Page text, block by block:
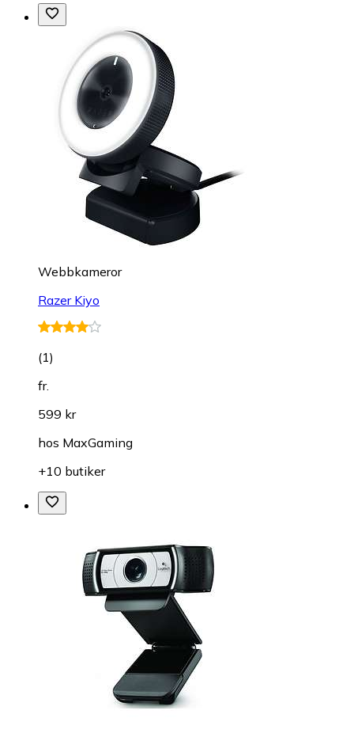
Webbkameror
Razer Kiyo
(1)
fr.
599 kr
hos MaxGaming
+10 butiker